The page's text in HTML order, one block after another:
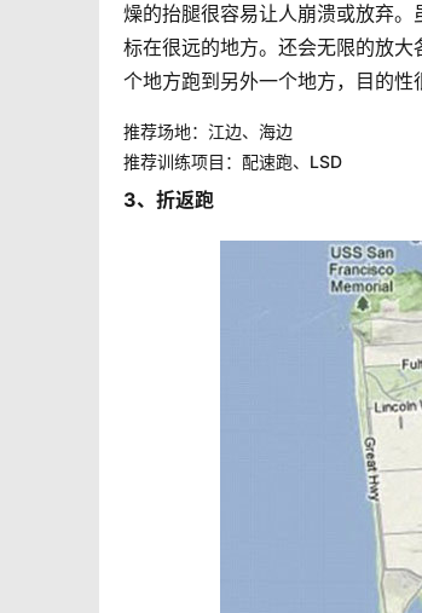
燥的抬腿很容易让人崩溃或放弃
标在很远的地方。还会无限的放
个地方跑到另外一个地方，目的性
推荐场地：江边、海边
推荐训练项目：配速跑、LSD
3、折返跑